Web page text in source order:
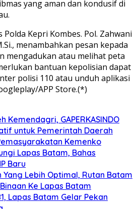
yang aman dan kondusif di
Kepri Kombes. Pol. Zahwani
menambahkan pesan kepada
mengadukan atau melihat peta
bantuan kepolisian dapat
polisi 110 atau unduh aplikasi
APP Store.(*)
Kemendagri, GAPERKASINDO
untuk Pemerintah Daerah
Kemenko
Lapas Batam, Bahas
Baru
Lebih Optimal, Rutan Batam
Ke Lapas Batam
Lapas Batam Gelar Pekan